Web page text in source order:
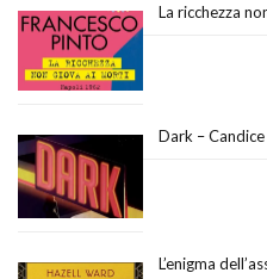
La ricchezza
Dark – Candice
L’enigma